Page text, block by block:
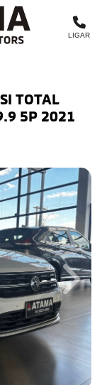
LIGAR
TOTAL
5P 2021
Next